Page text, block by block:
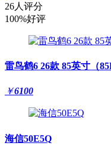
26人评分
100%好评
雷鸟鹤6 26款 85英寸（
￥6100
海信50E5Q